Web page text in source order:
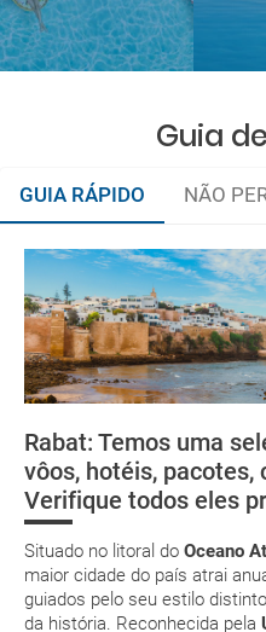
Guia
GUIA RÁPIDO NÃO
Rabat: Temos uma
vôos, hotéis, pacotes,
Verifique todos eles
Situado no litoral do Oceano
maior cidade do país atrai
guiados pelo seu estilo
da história. Reconhecida pela
Tânger
Gastronomia marroquina
Quando viajar?
Documentação e
Como chegar?
Saúde e segurança
Onde ficar?
e-mail
deverá imprimi-la
suplemento extra
férias